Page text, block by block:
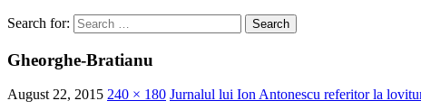
Search for:
Gheorghe-Bratianu
August 22, 2015 240 × 180 Jurnalul lui Ion Antonescu referitor la